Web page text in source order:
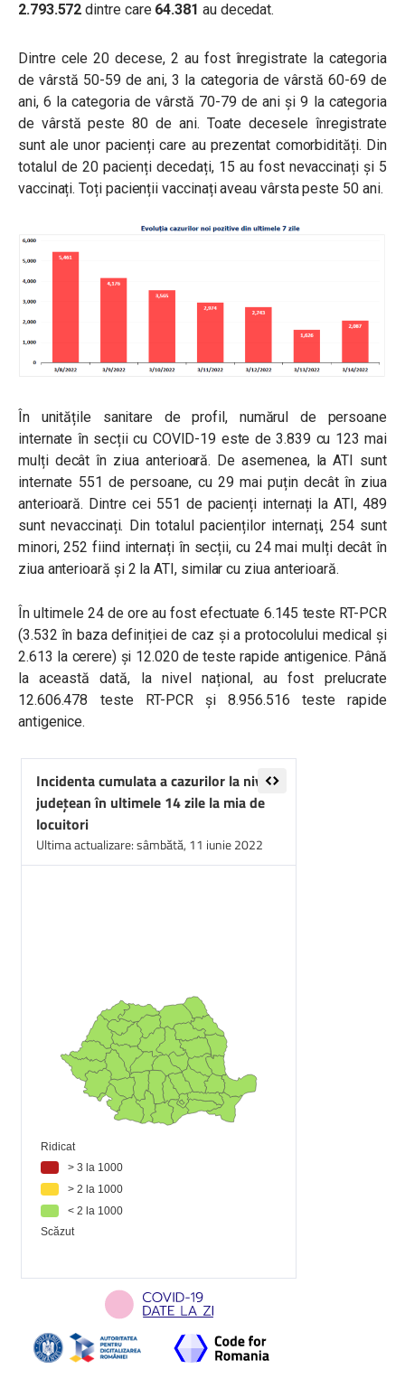
2.793.572 dintre care64.381 au decedat.
Dintre cele 20 decese, 2 au fost înregistrate la categoria
de vârstă 50-59 de ani, 3 la categoria de vârstă 60-69 de
ani, 6 la categoria de vârstă 70-79 de ani și 9 la categoria
de vârstă peste 80 de ani. Toate decesele înregistrate
sunt ale unor pacienți care au prezentat comorbidități. Din
totalul de 20 pacienți decedați, 15 au fost nevaccinați și 5
vaccinați. Toți pacienții vaccinați aveau vârsta peste 50 ani.
În unitățile sanitare de profil, numărul de persoane
internate în secții cu COVID-19 este de 3.839 cu 123 mai
mulți decât în ziua anterioară. De asemenea, la ATI sunt
internate 551 de persoane, cu 29 mai puțin decât în ziua
anterioară. Dintre cei 551 de pacienți internați la ATI, 489
sunt nevaccinați. Din totalul pacienților internați, 254 sunt
minori, 252 fiind internați în secții, cu 24 mai mulți decât în
ziua anterioară și 2 la ATI, similar cu ziua anterioară.
În ultimele 24 de ore au fost efectuate 6.145 teste RT-PCR
(3.532 în baza definiției de caz și a protocolului medical și
2.613 la cerere) și 12.020 de teste rapide antigenice. Până
la această dată, la nivel național, au fost prelucrate
12.606.478 teste RT-PCR și 8.956.516 teste rapide
antigenice.